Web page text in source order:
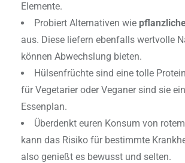
Elemente.
Probiert Alternativen wie
aus. Diese liefern ebenfalls wertvolle
können Abwechslung bieten.
Hülsenfrüchte sind eine tolle
für Vegetarier oder Veganer sind sie
Essenplan.
Überdenkt euren Konsum von
kann das Risiko für bestimmte
also genießt es bewusst und selten.